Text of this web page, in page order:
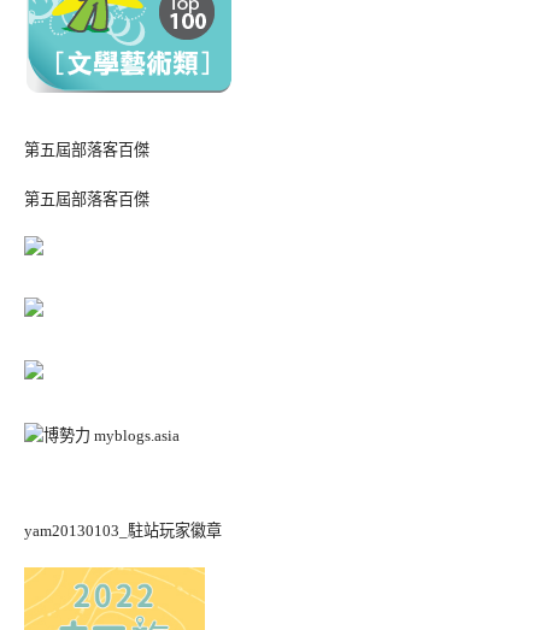
第五屆部落客百傑
第五屆部落客百傑
yam20130103_駐站玩家徽章